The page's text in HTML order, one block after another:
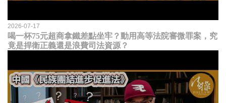
2026-07-17
喝一杯75元超商拿鐵差點坐牢？動用高等法院審微罪案，究
竟是捍衛正義還是浪費司法資源？